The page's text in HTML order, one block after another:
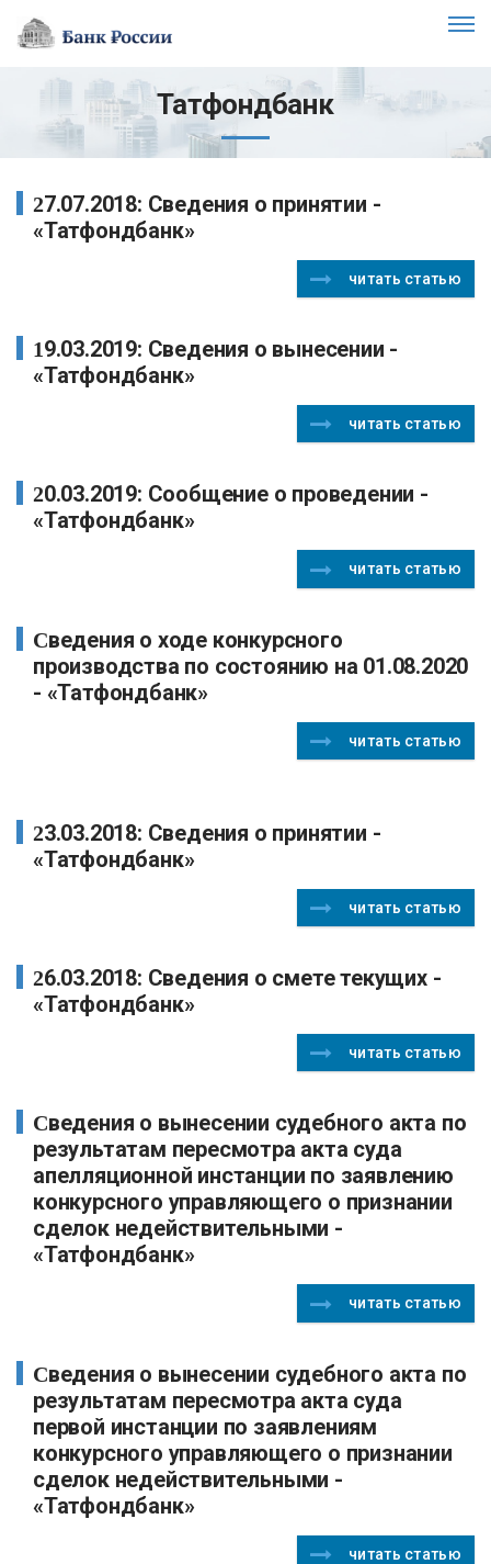
Татфондбанк
27.07.2018: Сведения о принятии -
«Татфондбанк»
читать статью
19.03.2019: Сведения о вынесении -
«Татфондбанк»
читать статью
20.03.2019: Сообщение о проведении -
«Татфондбанк»
читать статью
Сведения о ходе конкурсного
производства по состоянию на 01.08.2020
- «Татфондбанк»
читать статью
23.03.2018: Сведения о принятии -
«Татфондбанк»
читать статью
26.03.2018: Сведения о смете текущих -
«Татфондбанк»
читать статью
Сведения о вынесении судебного акта по
результатам пересмотра акта суда
апелляционной инстанции по заявлению
конкурсного управляющего о признании
сделок недействительными -
«Татфондбанк»
читать статью
Сведения о вынесении судебного акта по
результатам пересмотра акта суда
первой инстанции по заявлениям
конкурсного управляющего о признании
сделок недействительными -
«Татфондбанк»
читать статью